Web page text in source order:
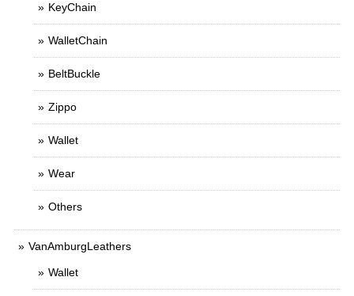
KeyChain
WalletChain
BeltBuckle
Zippo
Wallet
Wear
Others
VanAmburgLeathers
Wallet